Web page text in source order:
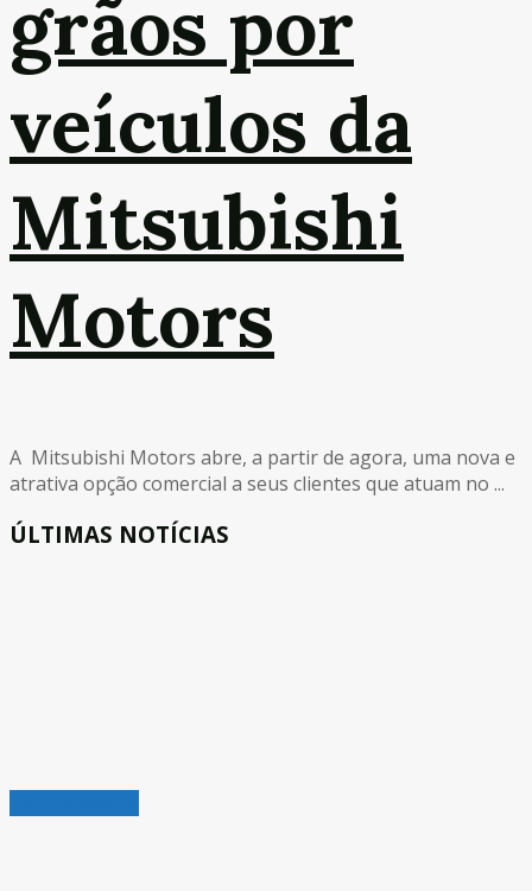
grãos por
veículos da
Mitsubishi
Motors
A Mitsubishi Motors abre, a partir de agora, uma nova e
atrativa opção comercial a seus clientes que atuam no ...
ÚLTIMAS NOTÍCIAS